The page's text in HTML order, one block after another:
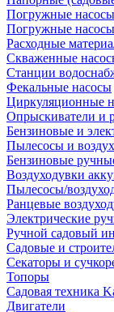
Погружные насосы
Погружные насосы
Расходные
Скваженные
Станции
Фекальные насосы
Циркуляционные
Опрыскиватели и
Бензиновые и
Пылесосы и
Бензиновые
Воздуходувки
Пылесосы/
Ранцевые
Электрические
Ручной садовый
Садовые и
Секаторы и
Топоры
Садовая техника
Двигатели